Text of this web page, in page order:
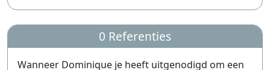
0 Referenties
Wanneer Dominique je heeft uitgenodigd om een